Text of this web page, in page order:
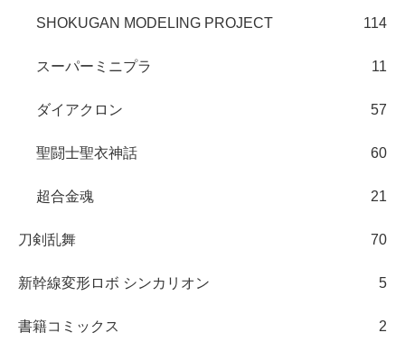
SHOKUGAN MODELING PROJECT 114
スーパーミニプラ 11
ダイアクロン 57
聖闘士聖衣神話 60
超合金魂 21
刀剣乱舞 70
新幹線変形ロボ シンカリオン 5
書籍コミックス 2